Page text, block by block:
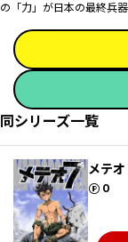
の「力」が日本の最終兵
同シリーズ一覧
メテ
0
ポイント